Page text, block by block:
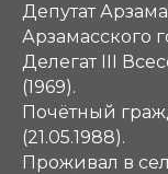
Депутат
Арзамасского
Делегат III
(1969).
Почётный
(21.05.1988).
Проживал в